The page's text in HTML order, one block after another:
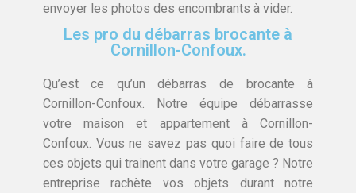
envoyer les photos des encombrants à vider.
Les pro du débarras brocante à
Cornillon-Confoux.
Qu’est ce qu’un débarras de brocante à
Cornillon-Confoux. Notre équipe débarrasse
votre maison et appartement à Cornillon-
Confoux. Vous ne savez pas quoi faire de tous
ces objets qui trainent dans votre garage ? Notre
entreprise rachète vos objets durant notre